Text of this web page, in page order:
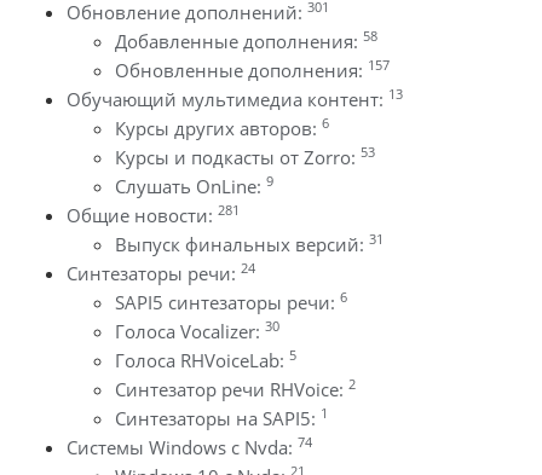
Обновление дополнений: 301
Добавленные дополнения: 58
Обновленные дополнения: 157
Обучающий мультимедиа контент: 13
Курсы других авторов: 6
Курсы и подкасты от Zorro: 53
Слушать OnLine: 9
Общие новости: 281
Выпуск финальных версий: 31
Синтезаторы речи: 24
SAPI5 синтезаторы речи: 6
Голоса Vocalizer: 30
Голоса RHVoiceLab: 5
Синтезатор речи RHVoice: 2
Синтезаторы на SAPI5: 1
Системы Windows с Nvda: 74
21